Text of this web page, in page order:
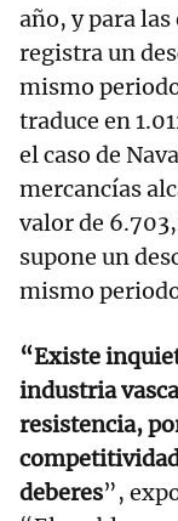
año, y para
registra un
mismo
traduce en
el caso de
mercancías
valor de
supone un
mismo
“Existe
industria
resistencia,
deberes”,